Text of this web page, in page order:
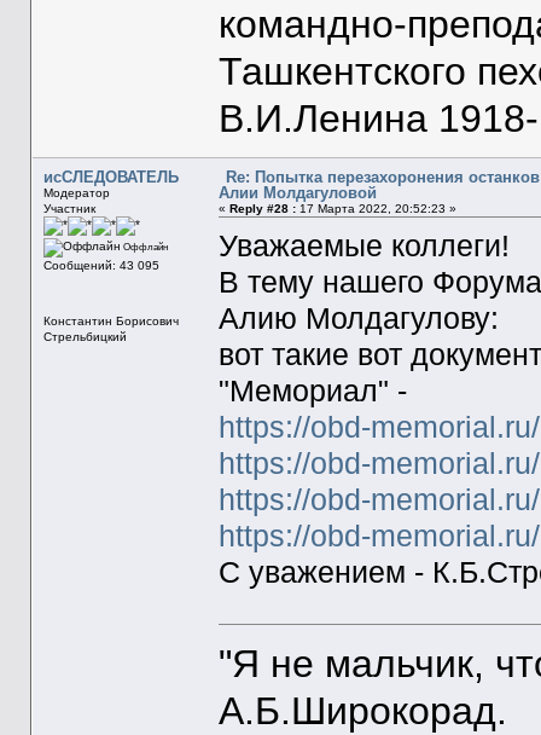
командно-
Ташкентского
В.И.Ленина 1918-
исСЛЕДОВАТЕЛЬ
Модератор
Участник
Оффлайн
Сообщений: 43 095
Константин Борисович
Стрельбицкий
Re: Попытка перезахоронения
Алии Молдагуловой
« Reply #28 :17 Марта 2022, 20:52:23 »
Уважаемые коллеги!
В тему нашего
Алию Молдагулову:
вот такие вот
"Мемориал" -
https://obd-
https://obd-
https://obd-
https://obd-
С уважением -
"Я не мальчик,
А.Б.Широкорад.